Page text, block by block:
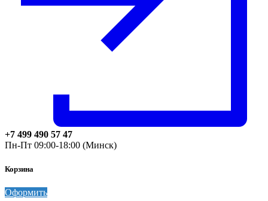
+7 499 490 57 47
Пн-Пт 09:00-18:00 (Минск)
Корзина
Оформить